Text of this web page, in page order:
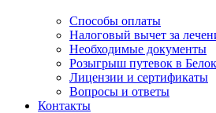
Способы оплаты
Налоговый вычет за
Необходимые документы
Розыгрыш путевок в
Лицензии и сертификаты
Вопросы и ответы
Контакты